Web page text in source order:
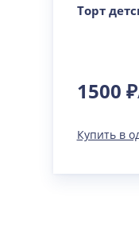
Торт
1500 ₽
Купить в